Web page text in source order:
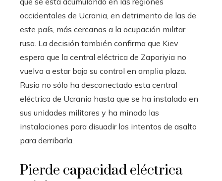
occidentales de Ucrania, en detrimento de las de
este país, más cercanas a la ocupación militar
rusa. La decisión también confirma que Kiev
espera que la central eléctrica de Zaporiyia no
vuelva a estar bajo su control en amplia plaza.
Rusia no sólo ha desconectado esta central
eléctrica de Ucrania hasta que se ha instalado en
sus unidades militares y ha minado las
instalaciones para disuadir los intentos de asalto
para derribarla.
Pierde capacidad eléctrica